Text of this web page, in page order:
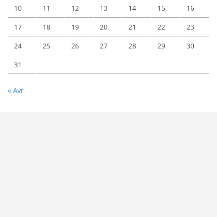
10 11 12 13 14 15 16
17 18 19 20 21 22 23
24 25 26 27 28 29 30
31
« Avr